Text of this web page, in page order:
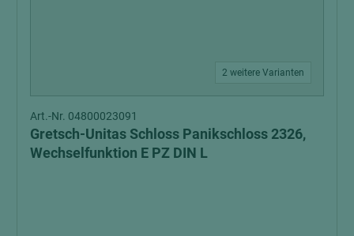
2 weitere Varianten
Art.-Nr. 04800023091
Gretsch-Unitas Schloss Panikschloss 2326,
Wechselfunktion E PZ DIN L